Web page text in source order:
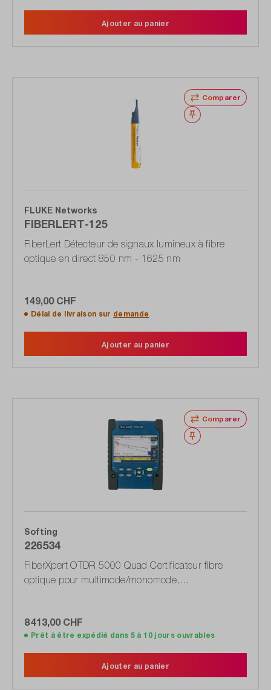
Ajouter au panier
Comparer
Noter
FLUKE Networks
FIBERLERT-125
FiberLert Détecteur de signaux lumineux à fibre
optique en direct 850 nm - 1625 nm
149,00 CHF
Délai de livraison sur demande
Ajouter au panier
Comparer
Noter
Softing
226534
FiberXpert OTDR 5000 Quad Certificateur fibre
optique pour multimode/monomode,
8 413,00 CHF
Prêt à être expédié dans 5 à 10 jours ouvrables
Ajouter au panier